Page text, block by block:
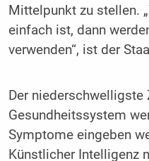
Mittelpunkt zu stellen.
einfach ist, dann
verwenden“, ist der
Der niederschwelligste
Gesundheitssystem
Symptome eingeben
Künstlicher Intelligenz